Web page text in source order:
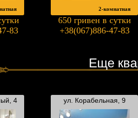
83
2-комнатная
650 гривен в сутки
+38(067)886-47-83
Еще
4 ул. Корабельная, 9